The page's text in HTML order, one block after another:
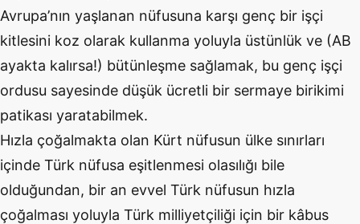
Avrupa’nın yaşlanan nüfusuna karşı genç bir işçi
kitlesini koz olarak kullanma yoluyla üstünlük ve (AB
ayakta kalırsa!) bütünleşme sağlamak, bu genç işçi
ordusu sayesinde düşük ücretli bir sermaye birikimi
patikası yaratabilmek.
Hızla çoğalmakta olan Kürt nüfusun ülke sınırları
içinde Türk nüfusa eşitlenmesi olasılığı bile
olduğundan, bir an evvel Türk nüfusun hızla
çoğalması yoluyla Türk milliyetçiliği için bir kâbus